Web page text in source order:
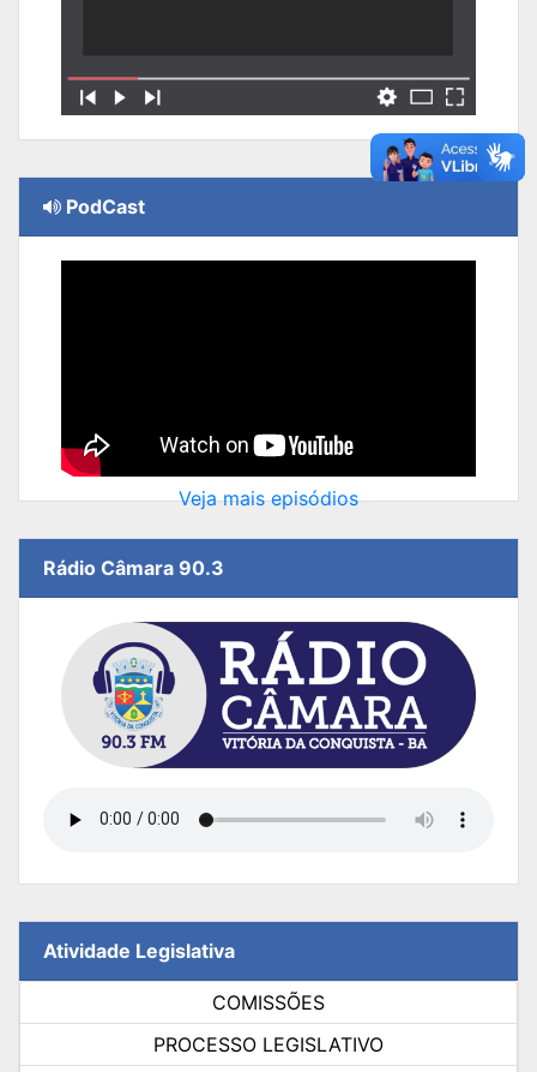
PodCast
Veja mais episódios
Rádio Câmara 90.3
Atividade Legislativa
COMISSÕES
PROCESSO LEGISLATIVO